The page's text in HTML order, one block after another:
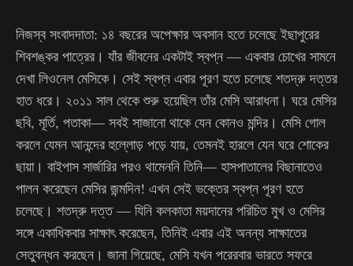
নিজস্ব সংবাদদাতা: ১৪ বছরের অপেক্ষার অবসান হতে চলেছে ইছাপুরের
শিবশঙ্কর পাত্রের। যাঁর জীবনের একটাই স্বপ্ন — একবার চোখের সামনে
দেখা লিওনেল মেসিকে। সেই স্বপ্ন এবার পূরণ হতে চলেছে শতদ্রু দত্তর
হাত ধরে। ২০১১ সাল থেকে শুরু হয়েছিল তাঁর মেসি আরাধনা। ঘরে মেসির
ছবি, মূর্তি, পতাকা— সবই সাজানো থাকে যেন কোনও মন্দির। মেসি গোল
করলে যেমন আনন্দের হুল্লোড় পড়ে যায়, তেমনই হারলে যেন ঘরে শোকের
ছায়া। বাইপাস সার্জারির পরও থামেননি তিনি— হাসপাতালের বিছানাতেও
পালন করেছেন মেসির জন্মদিন! এখন সেই ভক্তের স্বপ্ন পূরণ হতে
চলেছে। শতদ্রু দত্ত — যিনি কলকাতা ময়দানের পরিচিত মুখ ও মেসির
সঙ্গে একাধিকবার সাক্ষাৎ করেছেন, তিনিই এবার এই অনন্য সাক্ষাতের
সেতুবন্ধন করছেন। জানা গিয়েছে, মেসি যখন পরেরবার ভারতে সফরে